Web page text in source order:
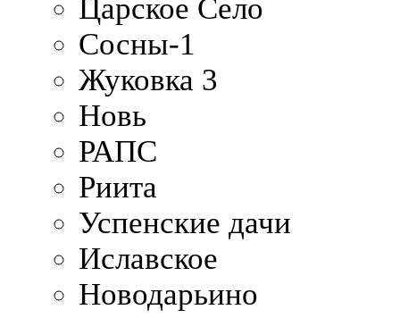
Царское Село
Сосны-1
Жуковка 3
Новь
РАПС
Риита
Успенские дачи
Иславское
Новодарьино